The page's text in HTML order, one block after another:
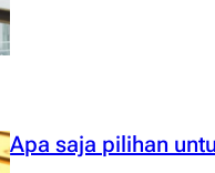
Apa saja pilihan